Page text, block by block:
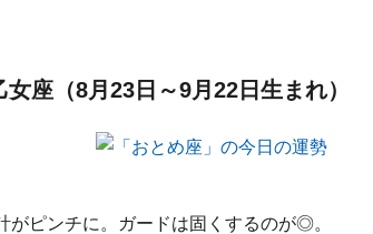
座（8月23日～9月22日生まれ）
がピンチに。ガードは固くするのが◎。